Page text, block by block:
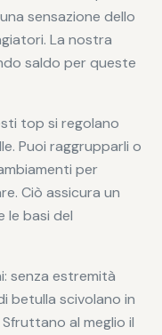
sensazione dello
La nostra
saldo per queste
top si regolano
Puoi raggrupparli o
per
Ciò assicura un
le basi del
senza estremità
betulla scivolano in
al meglio il